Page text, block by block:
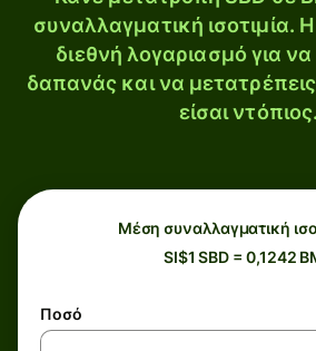
συναλλαγματική ισοτιμία.
διεθνή λογαριασμό για
δαπανάς και να
είσαι ντόπιος.
Μέση συναλλαγματική
SI$1 SBD = 0,1242
Ποσό